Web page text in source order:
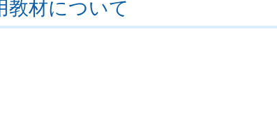
教材について